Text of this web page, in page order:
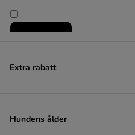
Extra rabatt
Hundens ålder